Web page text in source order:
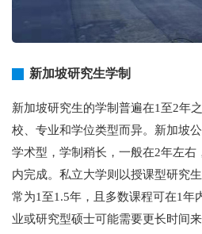
新加坡研究生学制
新加坡研究生的学制普遍在1至2年
校、专业和学位类型而异。新加坡
学术型，学制稍长，一般在2年左右
内完成。私立大学则以授课型研究
常为1至1.5年，且多数课程可在1年
业或研究型硕士可能需要更长时间来